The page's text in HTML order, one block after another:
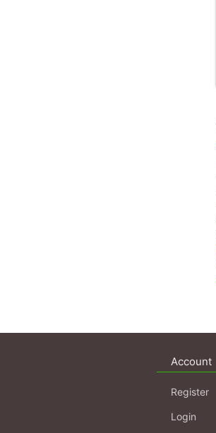
Account
Register
Login